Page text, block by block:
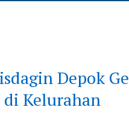
Depok
Kelurahan